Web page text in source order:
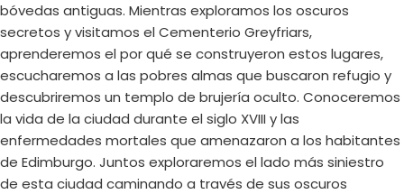
bóvedas antiguas. Mientras exploramos los oscuros
secretos y visitamos el Cementerio Greyfriars,
aprenderemos el por qué se construyeron estos lugares,
escucharemos a las pobres almas que buscaron refugio y
descubriremos un templo de brujería oculto. Conoceremos
la vida de la ciudad durante el siglo XVIII y las
enfermedades mortales que amenazaron a los habitantes
de Edimburgo. Juntos exploraremos el lado más siniestro
de esta ciudad caminando a través de sus oscuros